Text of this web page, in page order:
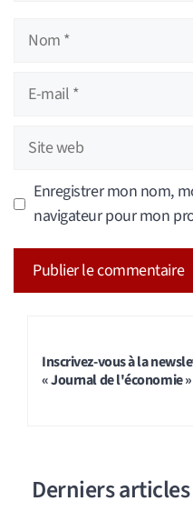
Nom
Site
web
Enregistrer mon nom,
navigateur pour mon
Inscrivez-vous à la
« Journal de l'économie »
Derniers articles